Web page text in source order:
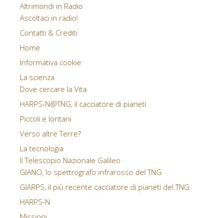
Altrimondi in Radio
Ascoltaci in radio!
Contatti & Crediti
Home
Informativa cookie
La scienza
Dove cercare la Vita
HARPS-N@TNG, il cacciatore di pianeti
Piccoli e lontani
Verso altre Terre?
La tecnologia
Il Telescopio Nazionale Galileo
GIANO, lo spettrografo infrarosso del TNG
GIARPS, il più recente cacciatore di pianeti del TNG
HARPS-N